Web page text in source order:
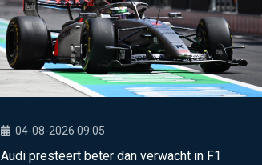
04-08-2026 09:05
Audi presteert beter dan verwacht in F1